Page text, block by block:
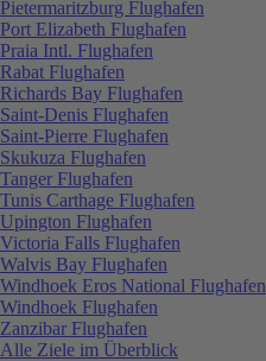
Pietermaritzburg Flughafen
Port Elizabeth Flughafen
Praia Intl. Flughafen
Rabat Flughafen
Richards Bay Flughafen
Saint-Denis Flughafen
Saint-Pierre Flughafen
Skukuza Flughafen
Tanger Flughafen
Tunis Carthage Flughafen
Upington Flughafen
Victoria Falls Flughafen
Walvis Bay Flughafen
Windhoek Eros National Flughafen
Windhoek Flughafen
Zanzibar Flughafen
Alle Ziele im Überblick